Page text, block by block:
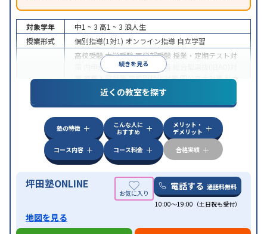
続きを見る
対象学年 中1 ~ 3 高1 ~ 3 浪人生
授業形式
個別指導(1対1) オンライン指導 自立学習
高校受験大学受験医学部受験 授業・定期テスト対
内申点対策学習習慣の定着
策推薦入試対策学校別特化対策国公立大対策私大
共通テスト対策英検(英語検定)対策
その
特徴
中高一貫校生に対応授業の振替可能 不登校生に対
学習にPC・タブレットを利用オンライン対応
科目から受講可能季節講習のみの受講可発達障害
の子どもに対応
近くの教室を探す
塾の特徴
こんな人に
おすすめ
メリット・
デメリット
コース内容
コース料金 合格実績
坪田塾ONLINE 電話する 通話料無料
10:00～19:00（土日祝も受付）
地図を見る